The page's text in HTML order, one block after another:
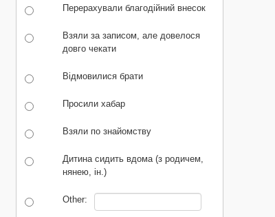
Перерахували благодійний внесок
Взяли за записом, але довелося
довго чекати
Відмовилися брати
Просили хабар
Взяли по знайомству
Дитина сидить вдома (з родичем,
нянею, ін.)
Other: